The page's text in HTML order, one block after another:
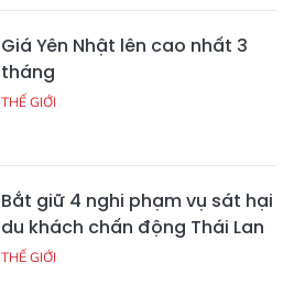
Giá Yên Nhật lên cao nhất 3
tháng
THẾ GIỚI
Bắt giữ 4 nghi phạm vụ sát hại
du khách chấn động Thái Lan
THẾ GIỚI